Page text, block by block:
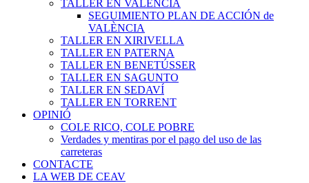
TALLER EN VALENCIA
SEGUIMIENTO PLAN DE ACCIÓN de
VALÈNCIA
TALLER EN XIRIVELLA
TALLER EN PATERNA
TALLER EN BENETÚSSER
TALLER EN SAGUNTO
TALLER EN SEDAVÍ
TALLER EN TORRENT
OPINIÓ
COLE RICO, COLE POBRE
Verdades y mentiras por el pago del uso de las
carreteras
CONTACTE
LA WEB DE CEAV